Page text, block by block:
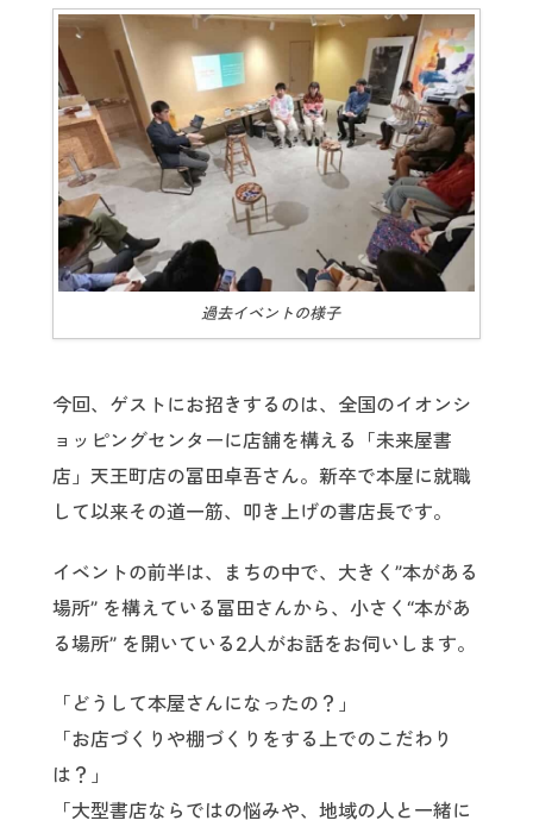
過去イベントの様子
今回、ゲストにお招きするのは、全国のイオンシ
ョッピングセンターに店舗を構える「未来屋書
店」天王町店の冨田卓吾さん。新卒で本屋に就職
して以来その道一筋、叩き上げの書店長です。
イベントの前半は、まちの中で、大きく”本がある
場所” を構えている冨田さんから、小さく“本があ
る場所” を開いている2人がお話をお伺いします。
「どうして本屋さんになったの？」
「お店づくりや棚づくりをする上でのこだわり
は？」
「大型書店ならではの悩みや、地域の人と一緒に